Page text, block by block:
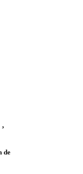
,
de